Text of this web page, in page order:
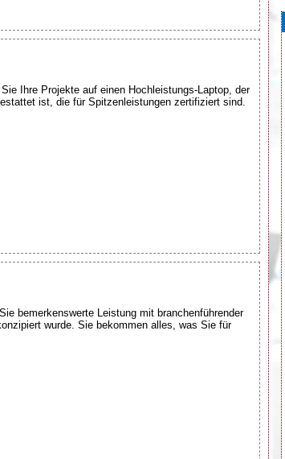
Ihre Projekte auf einen Hochleistungs-Laptop, der
ist, die für Spitzenleistungen zertifiziert sind.
bemerkenswerte Leistung mit branchenführender
wurde. Sie bekommen alles, was Sie für